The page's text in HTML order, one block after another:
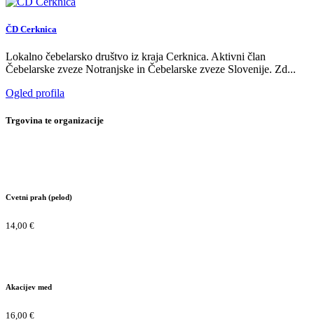
ČD Cerknica
Lokalno čebelarsko društvo iz kraja Cerknica. Aktivni član
Čebelarske zveze Notranjske in Čebelarske zveze Slovenije. Zd...
Ogled profila
Trgovina te organizacije
Cvetni prah (pelod)
14,00 €
Akacijev med
16,00 €